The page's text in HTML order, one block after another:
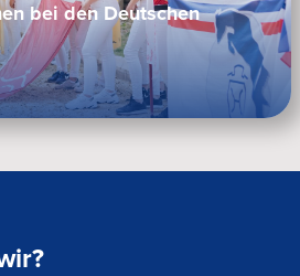
bei den Deutschen